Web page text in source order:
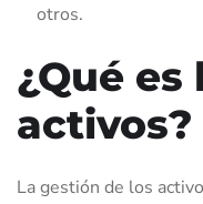
otros.
¿Qué
activos?
La gestión de los